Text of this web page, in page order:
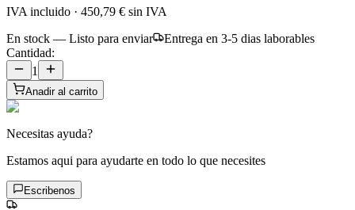
IVA incluido · 450,79 € sin IVA
En stock — Listo para enviar
Entrega en 3-5 dias laborables
Cantidad:
1
Anadir al carrito
Necesitas ayuda?
Estamos aqui para ayudarte en todo lo que necesites
Escribenos